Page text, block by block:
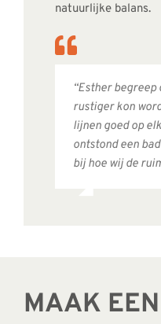
natuurlijke balans.
“Esther
rustiger kon
lijnen goed op
ontstond een
bij hoe wij de
MAAK